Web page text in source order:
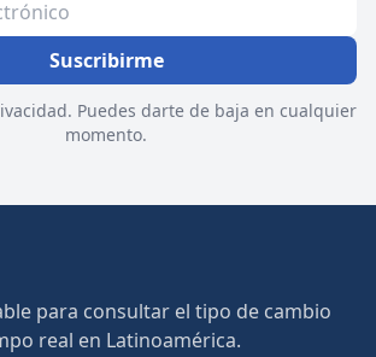
Suscribirme
Puedes darte de baja en cualquier
momento.
para consultar el tipo de cambio
real en Latinoamérica.